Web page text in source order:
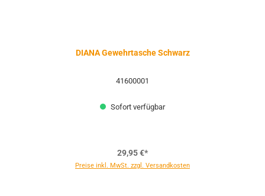
DIANA Gewehrtasche Schwarz
41600001
Sofort verfügbar
29,95 €*
Preise inkl. MwSt. zzgl. Versandkosten